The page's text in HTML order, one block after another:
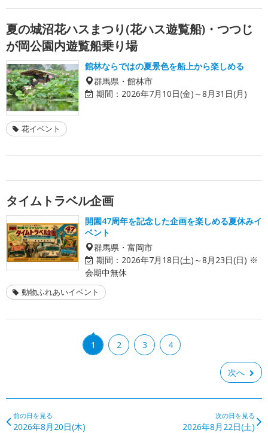
夏の城沼花ハスまつり(花ハス遊覧船)・つつじ
が岡公園内遊覧船乗り場
館林ならではの夏景色を船上から楽しめる
群馬県・館林市
期間： 2026年7月10日(金)～8月31日(月)
花イベント
タイムトラベル企画
開園47周年を記念した企画を楽しめる夏休みイ
ベント
群馬県・富岡市
期間： 2026年7月18日(土)～8月23日(日) ※
会期中無休
動物ふれあいイベント
1 2 3 4
次へ
前の日を見る
2026年8月20日(木)
次の日を見る
2026年8月22日(土)